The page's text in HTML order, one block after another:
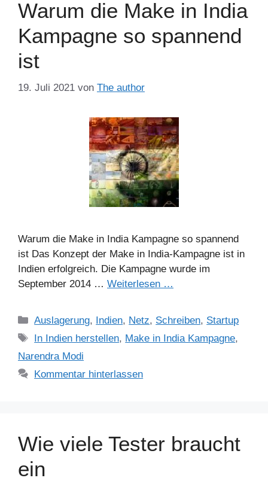
Warum die Make in India
Kampagne so spannend
ist
19. Juli 2021 von The author
Warum die Make in India Kampagne so spannend
ist Das Konzept der Make in India-Kampagne ist in
Indien erfolgreich. Die Kampagne wurde im
September 2014 … Weiterlesen …
Kategorien
Auslagerung, Indien, Netz, Schreiben, Startup
Schlagwörter
In Indien herstellen, Make in India Kampagne,
Narendra Modi
Kommentar hinterlassen
Wie viele Tester braucht
ein